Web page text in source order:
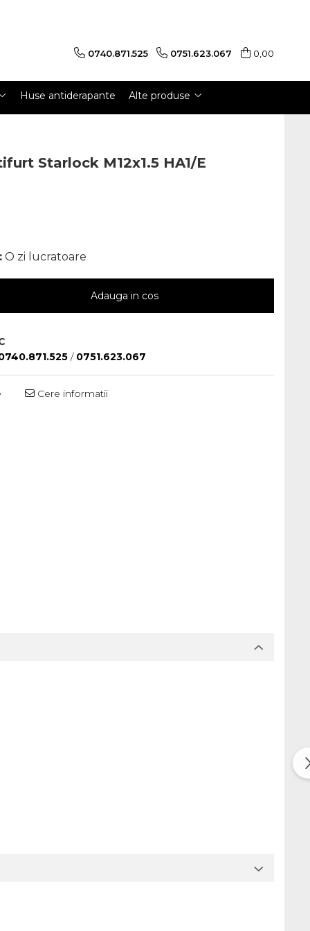
0740.871.525 0751.623.067 0,00
Huse antiderapante Alte produse
Starlock M12x1.5 HA1/E
O zi lucratoare
Adauga in cos
/ 0751.623.067
Cere informatii